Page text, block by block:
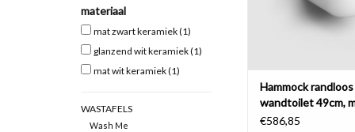
materiaal
mat zwart keramiek(1)
glanzend wit keramiek(1)
mat wit keramiek(1)
WASTAFELS
Wash Me
TOEVOEGEN AAN
Hammock randloos
wandtoilet 49cm,
dunne zitting met
€586,85